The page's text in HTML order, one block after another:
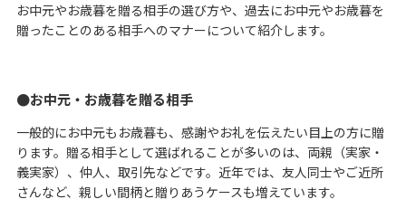
お中元やお歳暮を贈る相手の選び方や、過去にお中元やお歳暮を
贈ったことのある相手へのマナーについて紹介します。
お中元・お歳暮を贈る相手
一般的にお中元もお歳暮も、感謝やお礼を伝えたい目上の方に贈
ります。贈る相手として選ばれることが多いのは、両親（実家・
義実家）、仲人、取引先などです。近年では、友人同士やご近所
さんなど、親しい間柄と贈りあうケースも増えています。